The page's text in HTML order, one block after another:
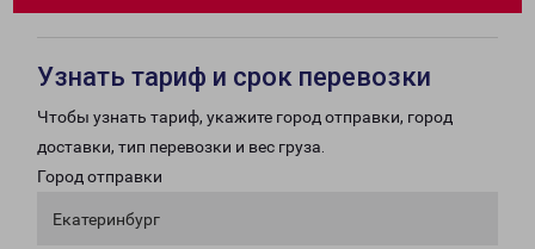
Узнать тариф и срок перевозки
Чтобы узнать тариф, укажите город отправки, город
доставки, тип перевозки и вес груза.
Город отправки
Екатеринбург